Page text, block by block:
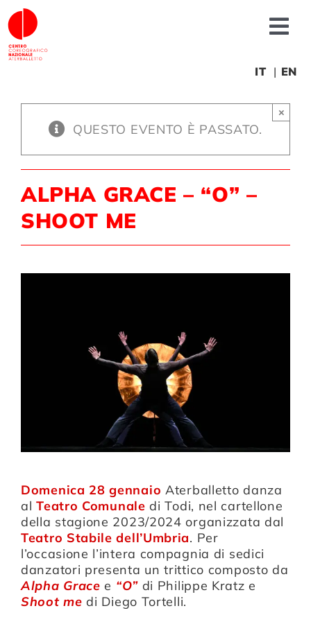
Salta
al
contenuto
Progetti
Calendario
IT EN
QUESTO EVENTO È PASSATO.
×
ALPHA GRACE – “O” –
SHOOT ME
Domenica 28 gennaio Aterballetto danza
alTeatro Comunale di Todi, nel cartellone
della stagione 2023/2024 organizzata dal
Teatro Stabile dell’Umbria. Per
l’occasione l’intera compagnia di sedici
danzatori presenta un trittico composto da
Alpha Gracee “O” di Philippe Kratz e
Shoot me di Diego Tortelli.